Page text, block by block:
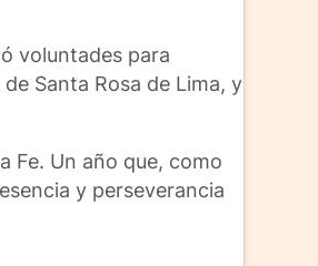
voluntades para
Santa Rosa de Lima, y
Fe. Un año que, como
y perseverancia